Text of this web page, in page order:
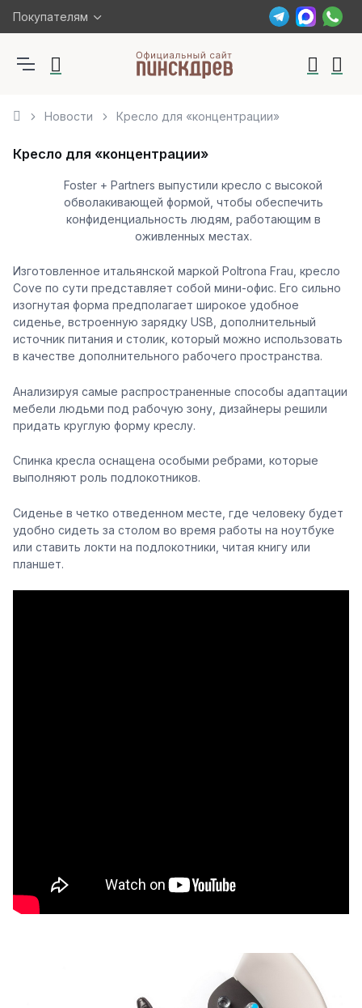
Покупателям
Новости Кресло для «концентрации»
Кресло для «концентрации»
Foster + Partners выпустили кресло с высокой
обволакивающей формой, чтобы обеспечить
конфиденциальность людям, работающим в
оживленных местах.
Изготовленное итальянской маркой Poltrona Frau, кресло
Cove по сути представляет собой мини-офис. Его сильно
изогнутая форма предполагает широкое удобное
сиденье, встроенную зарядку USB, дополнительный
источник питания и столик, который можно использовать
в качестве дополнительного рабочего пространства.
Анализируя самые распространенные способы адаптации
мебели людьми под рабочую зону, дизайнеры решили
придать круглую форму креслу.
Спинка кресла оснащена особыми ребрами, которые
выполняют роль подлокотников.
Сиденье в четко отведенном месте, где человеку будет
удобно сидеть за столом во время работы на ноутбуке
или ставить локти на подлокотники, читая книгу или
планшет.